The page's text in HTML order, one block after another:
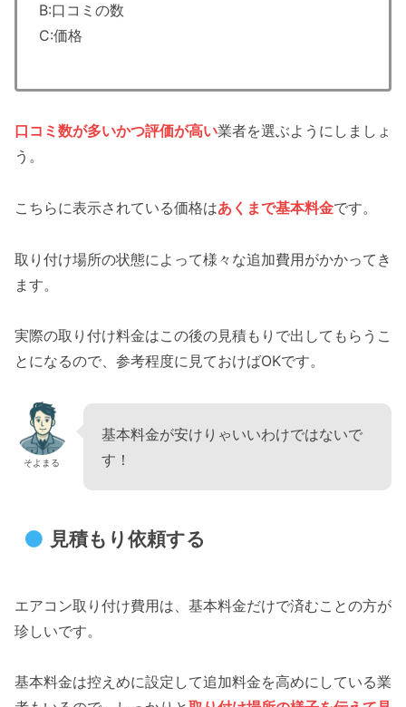
B:口コミの数
C:価格
口コミ数が多いかつ評価が高い業者を選ぶようにしましょ
う。
こちらに表示されている価格はあくまで基本料金です。
取り付け場所の状態によって様々な追加費用がかかってき
ます。
実際の取り付け料金はこの後の見積もりで出してもらうこ
とになるので、参考程度に見ておけばOKです。
そよまる
基本料金が安けりゃいいわけではないで
す！
見積もり依頼する
エアコン取り付け費用は、基本料金だけで済むことの方が
珍しいです。
基本料金は控えめに設定して追加料金を高めにしている業